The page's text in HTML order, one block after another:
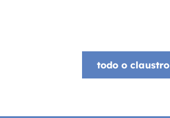
todo o claustro